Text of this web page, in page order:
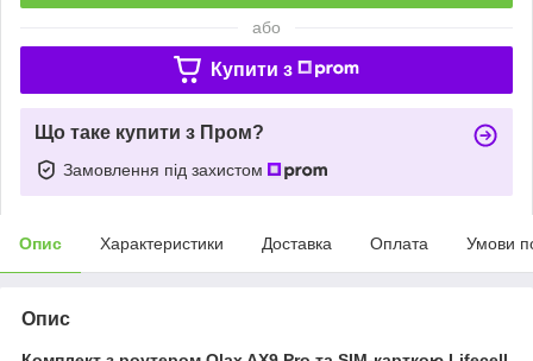
або
Купити з
Що таке купити з Пром?
Замовлення під захистом
Опис Характеристики Доставка Оплата Умови
Опис